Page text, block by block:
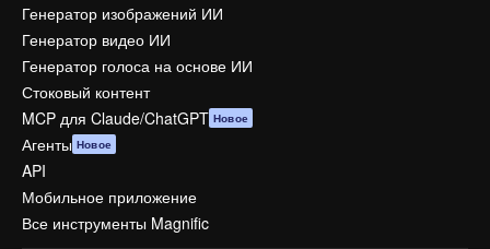
Генератор изображений ИИ
Генератор видео ИИ
Генератор голоса на основе ИИ
Стоковый контент
MCP для Claude/ChatGPT Новое
Агенты Новое
API
Мобильное приложение
Все инструменты Magnific